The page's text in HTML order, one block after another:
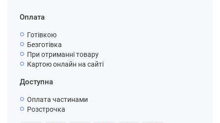
Оплата
Готівкою
Безготівка
При отриманні товару
Картою онлайн на сайті
Доступна
Оплата частинами
Розстрочка